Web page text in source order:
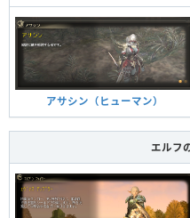
アサシン（ヒューマン）
エルフ